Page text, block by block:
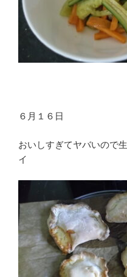
６月１６日
おいしすぎてヤバいので
イ